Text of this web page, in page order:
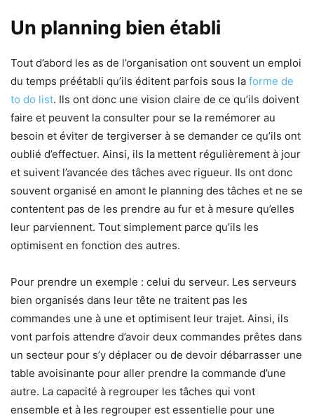
Un planning bien établi
Tout d’abord les as de l’organisation ont souvent un emploi
du temps préétabli qu’ils éditent parfois sous la forme de
to do list. Ils ont donc une vision claire de ce qu’ils doivent
faire et peuvent la consulter pour se la remémorer au
besoin et éviter de tergiverser à se demander ce qu’ils ont
oublié d’effectuer. Ainsi, ils la mettent régulièrement à jour
et suivent l’avancée des tâches avec rigueur. Ils ont donc
souvent organisé en amont le planning des tâches et ne se
contentent pas de les prendre au fur et à mesure qu’elles
leur parviennent. Tout simplement parce qu’ils les
optimisent en fonction des autres.
Pour prendre un exemple : celui du serveur. Les serveurs
bien organisés dans leur tête ne traitent pas les
commandes une à une et optimisent leur trajet. Ainsi, ils
vont parfois attendre d’avoir deux commandes prêtes dans
un secteur pour s’y déplacer ou de devoir débarrasser une
table avoisinante pour aller prendre la commande d’une
autre. La capacité à regrouper les tâches qui vont
ensemble et à les regrouper est essentielle pour une